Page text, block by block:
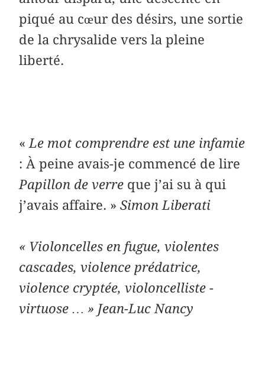
piqué au cœur des désirs, une sortie
de la chrysalide vers la pleine
liberté.
« Le mot comprendre est une ­­infamie
: À peine avais-je commencé de lire
Papillon de verre que j’ai su à qui
j’avais affaire. »Simon Liberati
« Violoncelles en fugue, violentes
cascades, violence prédatrice,
violence cryptée, violoncelliste ­
virtuose … » Jean-Luc Nancy